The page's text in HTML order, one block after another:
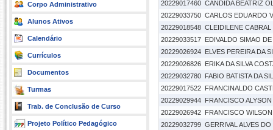
Corpo Administrativo
Alunos Ativos
Calendário
Currículos
Documentos
Turmas
Trab. de Conclusão de Curso
Projeto Político Pedagógico
20229017460 CÂNDIDA BEATRIZ
20229033750 CARLOS EDUARDO
20229018548 CLEIDILENE CABRAL
20229033517 EDIVALDO SIMAO
20229026924 ELVES PEREIRA DA
20229026826 ERIKA DA SILVA
20229032780 FABIO BATISTA DA
20229017522 FRANCINALDO
20229029944 FRANCISCO
20229026942 FRANCISCO
20229032799 GERRIVAL ALVES